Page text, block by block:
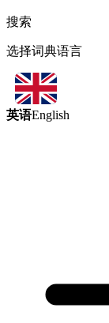
搜索
选择词典语言
英语English